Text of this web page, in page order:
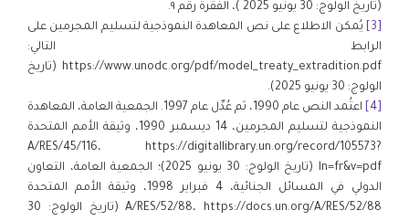
(تاريخ الولوج: 30 يونيو 2025 )، الفقرة رقم ٩.
[3]
يُمكن الاطلاع على نص المعاهدة النموذجية لتسليم المجرمين على
الرابط التالي:
https://www.unodc.org/pdf/model_treaty_extradition.pdf (تاريخ
الولوج: 30 يونيو 2025).
[4]
اعتُمد النص عام 1990، ثم عُدِّل عام 1997. الجمعية العامة، المعاهدة
النموذجية لتسليم المجرمين، 14 ديسمبر 1990، وثيقة الأمم المتحدة
A/RES/45/116، https://digitallibrary.un.org/record/105573?
ln=fr&v=pdf (تاريخ الولوج: 30 يونيو 2025)؛ الجمعية العامة، التعاون
الدولي في المسائل الجنائية، 4 فبراير 1998، وثيقة الأمم المتحدة
A/RES/52/88، https://docs.un.org/A/RES/52/88 (تاريخ الولوج: 30